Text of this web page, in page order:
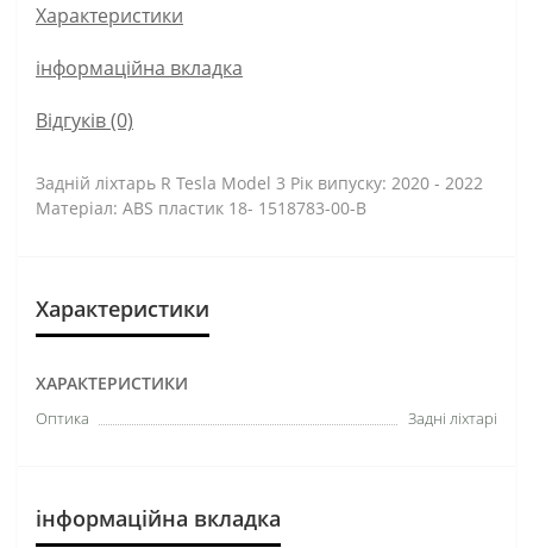
Характеристики
інформаційна вкладка
Відгуків (0)
Задній ліхтарь R Tesla Model 3 Рік випуску: 2020 - 2022
Матеріал: ABS пластик 18- 1518783-00-B
Характеристики
ХАРАКТЕРИСТИКИ
Оптика Задні ліхтарі
інформаційна вкладка